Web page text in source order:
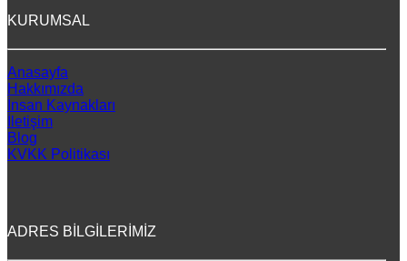
KURUMSAL
Anasayfa
Hakkımızda
İnsan Kaynakları
İletişim
Blog
KVKK Politikası
ADRES BİLGİLERİMİZ